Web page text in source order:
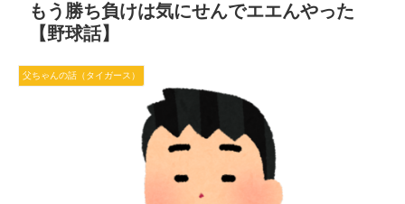
もう勝ち負けは気にせんでエエんやった
【野球話】
父ちゃんの話（タイガース）